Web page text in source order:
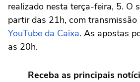
realizado nesta terça-feira, 5. O
partir das 21h, com transmissão
YouTube da Caixa. As apostas
as 20h.
Receba as principais